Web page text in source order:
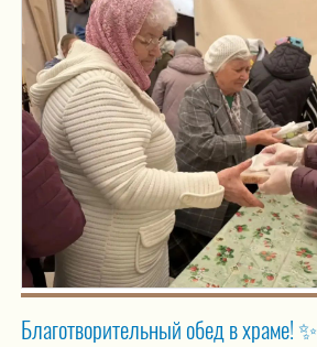
Благотворительный обед в храме! ✨